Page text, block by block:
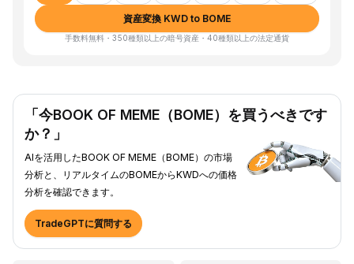
資産変換 KWD to BOME
手数料無料・350種類以上の暗号資産・40種類以上の法定通貨
「今BOOK OF MEME（BOME）を買うべきです
か？」
AIを活用したBOOK OF MEME（BOME）の市場
分析と、リアルタイムのBOMEからKWDへの価格
分析を確認できます。
TradeGPTに質問する